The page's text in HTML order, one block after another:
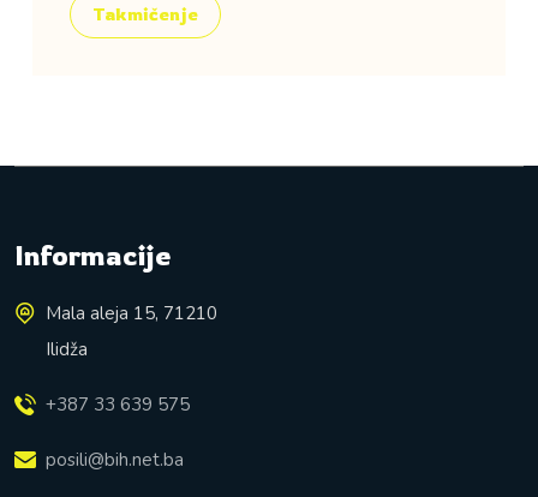
Takmičenje
Informacije
Mala aleja 15, 71210
Ilidža
+387 33 639 575
posili@bih.net.ba